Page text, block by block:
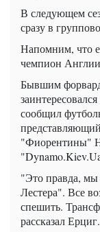
В следующем
сразу в
Напомним, что
чемпион Англии
Бывшим
сообщил
"Фиорентины"
"Это правда, мы
Лестера". Все
спешить.
рассказал Ерциг.